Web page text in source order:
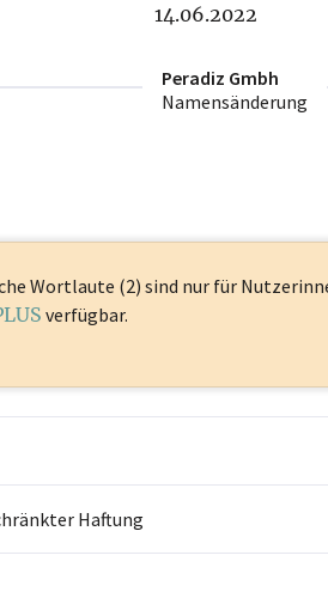
14.06.2022
Peradiz Gmbh
Namensänderung
Wortlaute (2) sind nur für
verfügbar.
Haftung